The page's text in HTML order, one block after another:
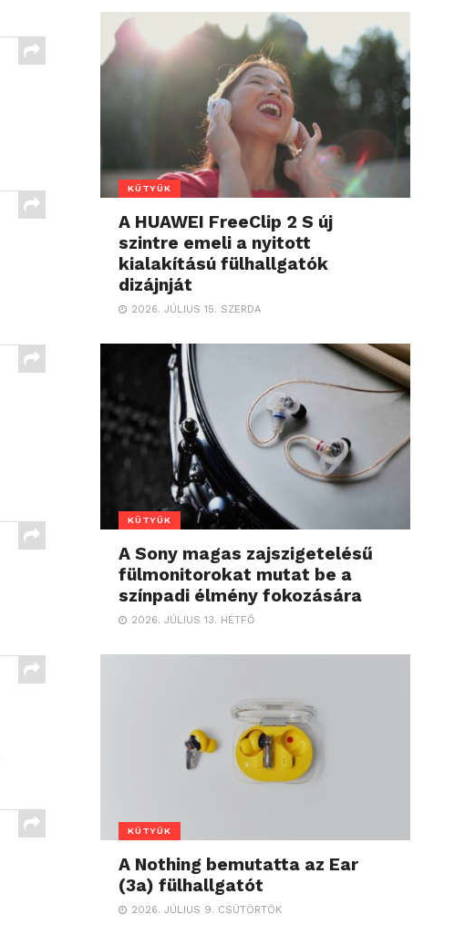
KÜTYÜK
A HUAWEI FreeClip 2 S új
szintre emeli a nyitott
kialakítású fülhallgatók
dizájnját
2026. JÚLIUS 15. SZERDA
KÜTYÜK
A Sony magas zajszigetelésű
fülmonitorokat mutat be a
színpadi élmény fokozására
2026. JÚLIUS 13. HÉTFŐ
KÜTYÜK
A Nothing bemutatta az Ear
(3a) fülhallgatót
2026. JÚLIUS 9. CSÜTÖRTÖK